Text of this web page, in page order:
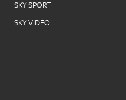
SKY SPORT
SKY VIDEO